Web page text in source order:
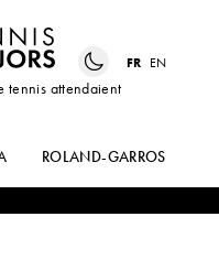
tennis attendaient
FR EN
ROLAND-GARROS